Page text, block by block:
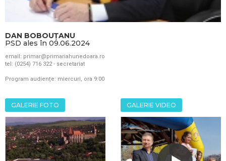
DAN BOBOUȚANU
PSD ales în 09.06.2024
email: primar@primariahunedoara.ro
tel: (0254) 716 322 - secretariat
Program audiențe: miercuri, ora 9:00
GALERIE FOTO GALERIE VIDEO